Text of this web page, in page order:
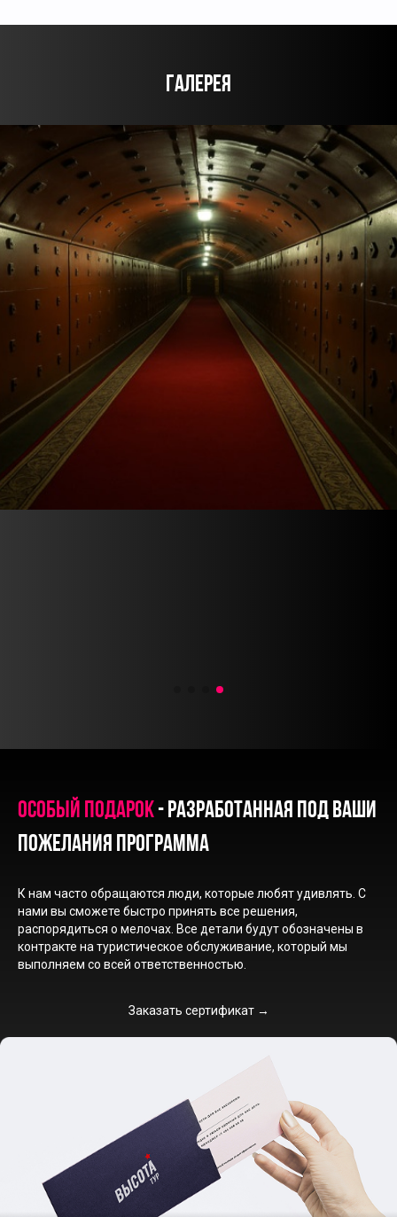
ГАЛЕРЕЯ
Особый подарок- разработанная под ваши
пожелания программа
К нам часто обращаются люди, которые любят удивлять. С
нами вы сможете быстро принять все решения,
распорядиться о мелочах. Все детали будут обозначены в
контракте на туристическое обслуживание, который мы
выполняем со всей ответственностью.
Заказать сертификат →